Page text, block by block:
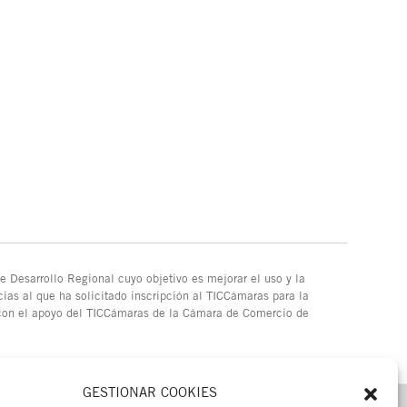
GESTIONAR COOKIES
Desarrollo Regional cuyo objetivo es mejorar el uso y la
al que ha solicitado inscripción al TICCámaras para la
el apoyo del TICCámaras de la Cámara de Comercio de